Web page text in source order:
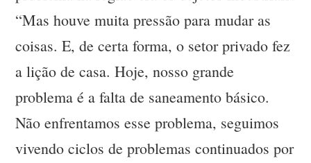
“Mas houve muita pressão para mudar as
coisas. E, de certa forma, o setor privado fez
a lição de casa. Hoje, nosso grande
problema é a falta de saneamento básico.
Não enfrentamos esse problema, seguimos
vivendo ciclos de problemas continuados por